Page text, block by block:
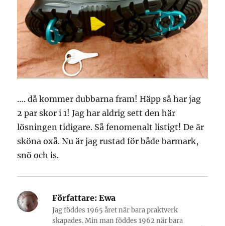
…. då kommer dubbarna fram! Häpp så har jag
2 par skor i 1! Jag har aldrig sett den här
lösningen tidigare. Så fenomenalt listigt! De är
sköna oxå. Nu är jag rustad för både barmark,
snö och is.
Författare: Ewa
Jag föddes 1965 året när bara praktverk
skapades. Min man föddes 1962 när bara